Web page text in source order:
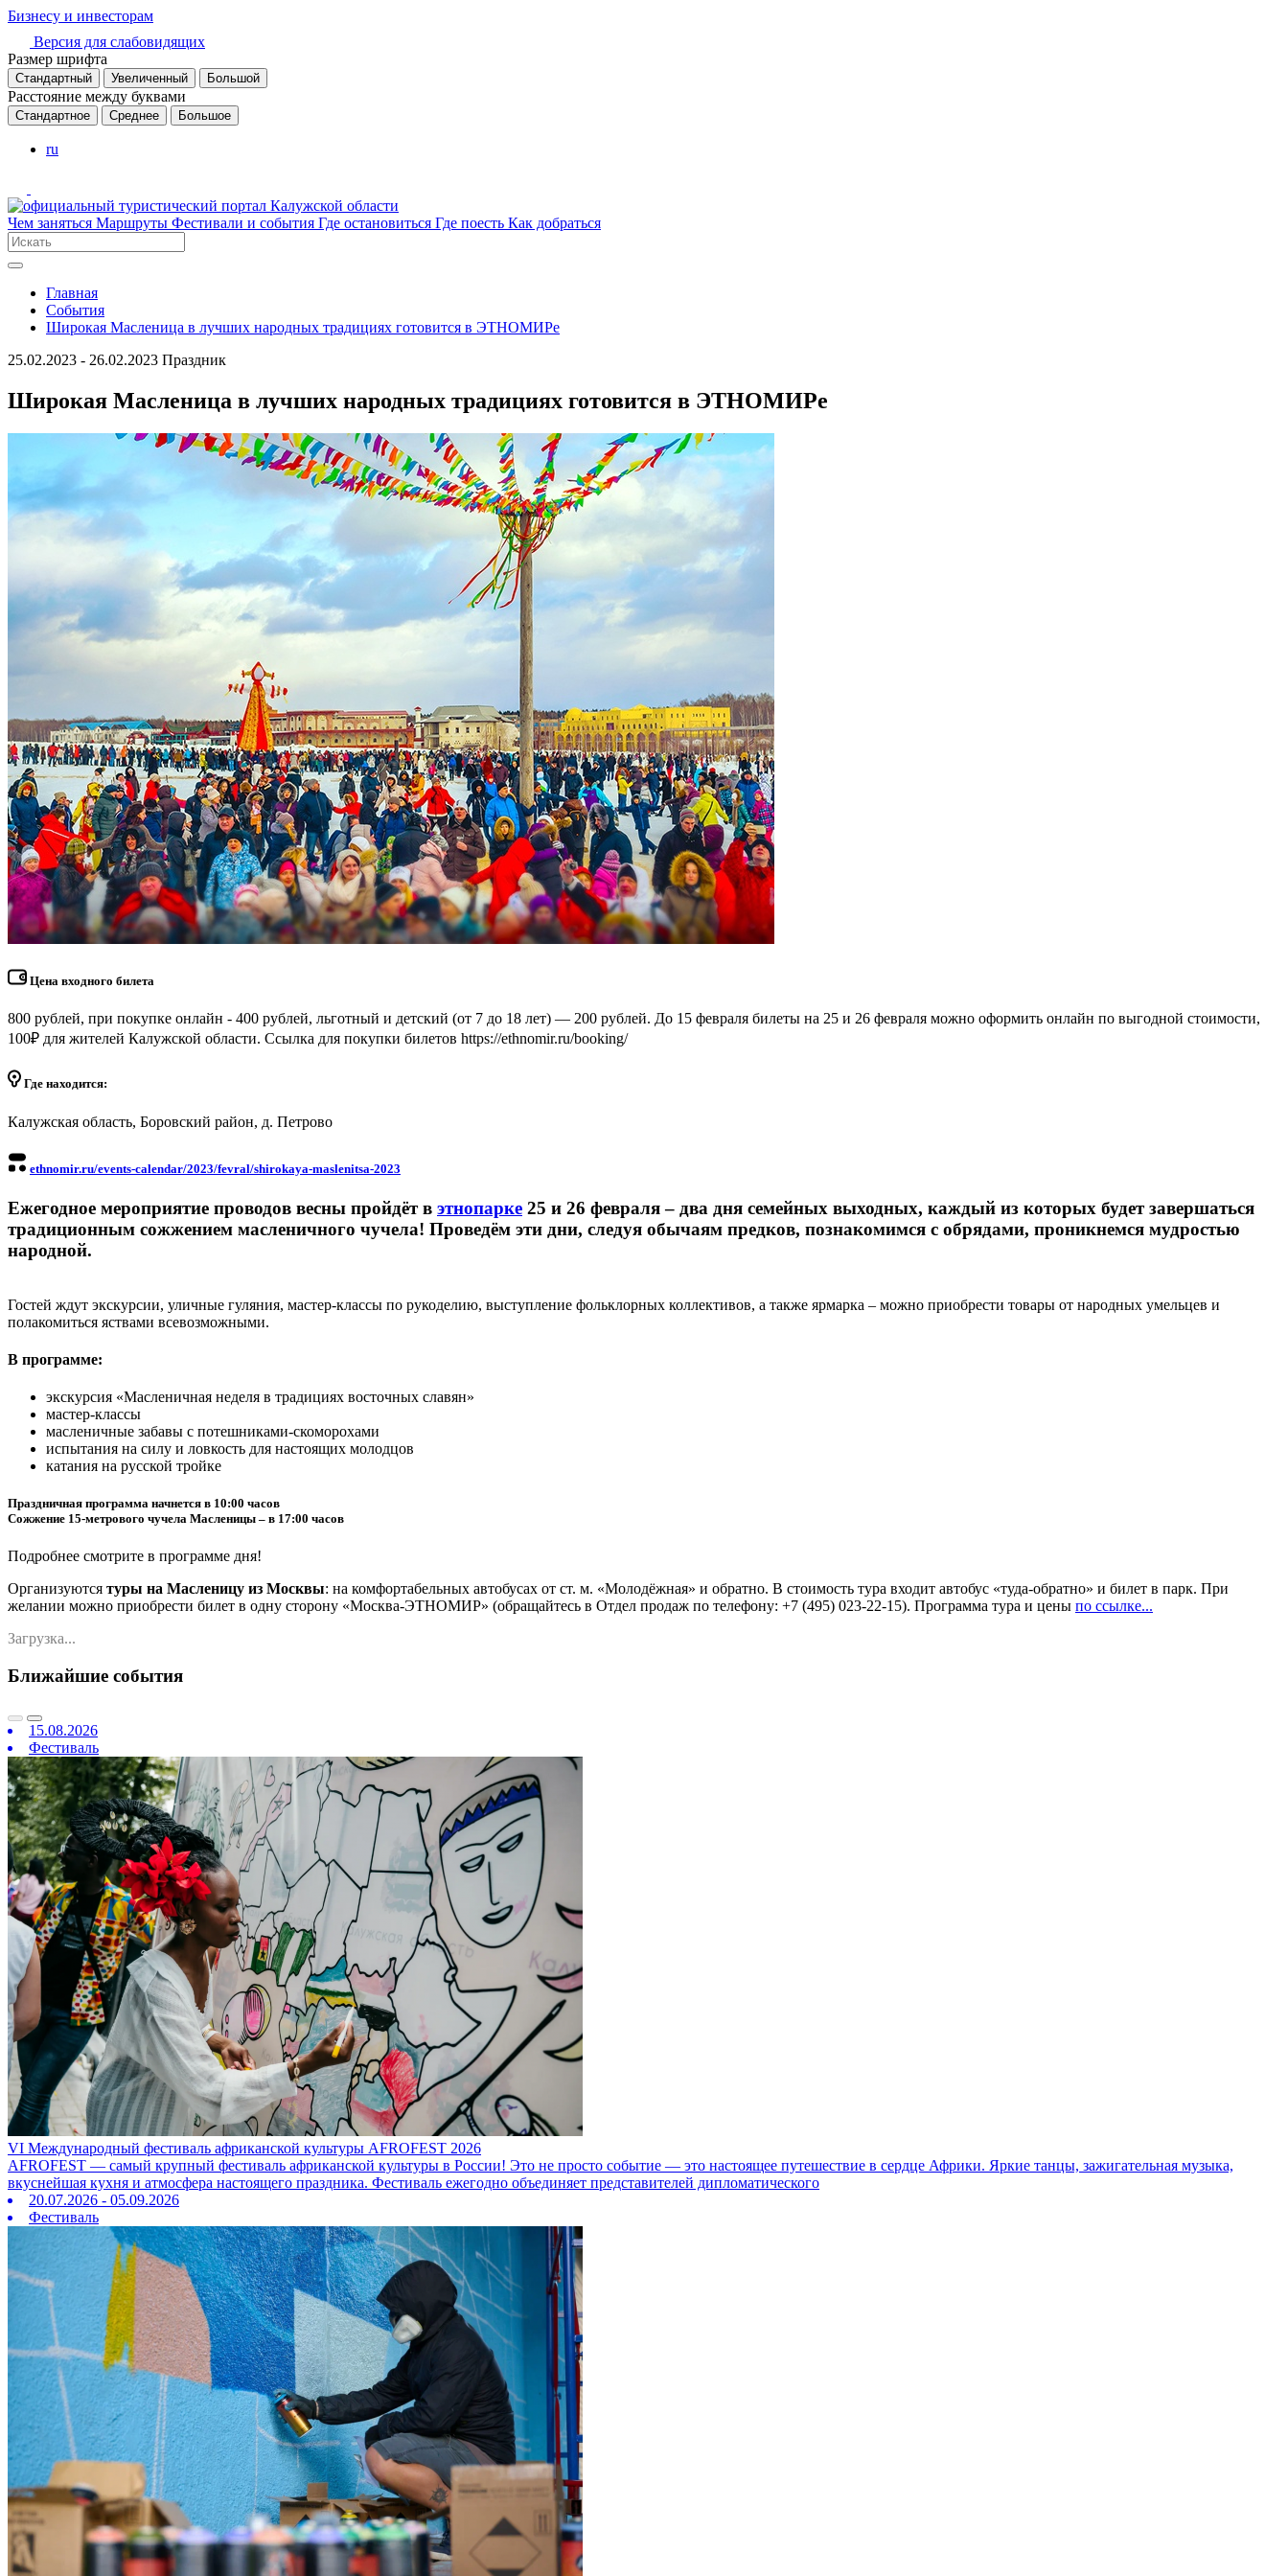
Бизнесу и инвесторам
Версия для слабовидящих
Размер шрифта
Стандартный Увеличенный Большой
Расстояние между буквами
Стандартное Среднее Большое
ru
Чем заняться Маршруты Фестивали и события Где остановиться Где поесть Как добраться
Главная
События
Широкая Масленица в лучших народных традициях готовится в ЭТНОМИРе
25.02.2023 - 26.02.2023 Праздник
Широкая Масленица в лучших народных традициях готовится в ЭТНОМИРе
Цена входного билета
800 рублей, при покупке онлайн - 400 рублей, льготный и детский (от 7 до 18 лет) — 200 рублей. До 15 февраля билеты на 25 и 26 февраля можно оформить онлайн по выгодной стоимости,
100₽ для жителей Калужской области. Ссылка для покупки билетов https://ethnomir.ru/booking/
Где находится:
Калужская область, Боровский район, д. Петрово
ethnomir.ru/events-calendar/2023/fevral/shirokaya-maslenitsa-2023
Ежегодное мероприятие проводов весны пройдёт в этнопарке 25 и 26 февраля – два дня семейных выходных, каждый из которых будет завершаться
традиционным сожжением масленичного чучела! Проведём эти дни, следуя обычаям предков, познакомимся с обрядами, проникнемся мудростью
народной.
Гостей ждут экскурсии, уличные гуляния, мастер-классы по рукоделию, выступление фольклорных коллективов, а также ярмарка – можно приобрести товары от народных умельцев и
полакомиться яствами всевозможными.
В программе:
экскурсия «Масленичная неделя в традициях восточных славян»
мастер-классы
масленичные забавы с потешниками-скоморохами
испытания на силу и ловкость для настоящих молодцов
катания на русской тройке
Праздничная программа начнется в 10:00 часов
Сожжение 15-метрового чучела Масленицы – в 17:00 часов
Подробнее смотрите в программе дня!
Организуются туры на Масленицу из Москвы: на комфортабельных автобусах от ст. м. «Молодёжная» и обратно. В стоимость тура входит автобус «туда-обратно» и билет в парк. При
желании можно приобрести билет в одну сторону «Москва-ЭТНОМИР» (обращайтесь в Отдел продаж по телефону: +7 (495) 023-22-15). Программа тура и цены по ссылке...
Загрузка...
Ближайшие события
15.08.2026
Фестиваль
VI Международный фестиваль африканской культуры AFROFEST 2026
AFROFEST — самый крупный фестиваль африканской культуры в России! Это не просто событие — это настоящее путешествие в сердце Африки. Яркие танцы, зажигательная музыка,
вкуснейшая кухня и атмосфера настоящего праздника. Фестиваль ежегодно объединяет представителей дипломатического
20.07.2026 - 05.09.2026
Фестиваль